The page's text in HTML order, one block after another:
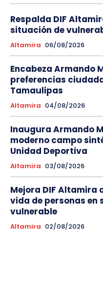
Respalda DIF
situación de
Altamira 06/08/2026
Encabeza Armando
preferencias
Tamaulipas
Altamira 04/08/2026
Inaugura Armando
moderno campo
Unidad Deportiva
Altamira 03/08/2026
Mejora DIF Altamira
vida de personas en
vulnerable
Altamira 02/08/2026